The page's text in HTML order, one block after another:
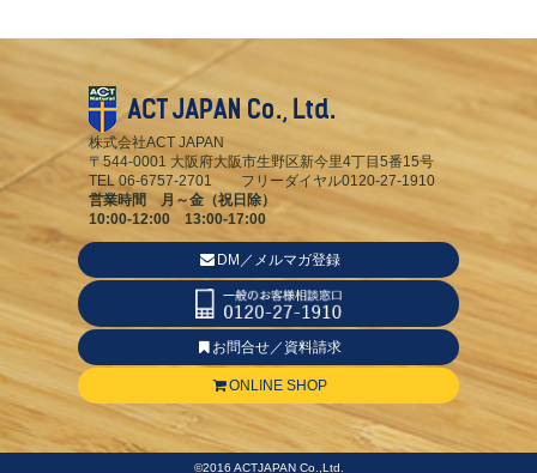
株式会社ACT JAPAN
〒544-0001 大阪府大阪市生野区新今里4丁目5番15号
TEL 06-6757-2701 フリーダイヤル0120-27-1910
営業時間 月～金（祝日除）
10:00-12:00 13:00-17:00
DM／メルマガ登録
お問合せ／資料請求
ONLINE SHOP
©2016 ACTJAPAN Co.,Ltd.